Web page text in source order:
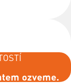
ozveme.